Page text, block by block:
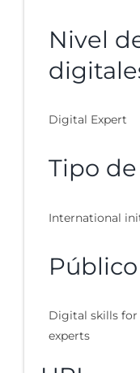
Nivel
Digital Expert
Tipo
International
Digital skills
experts